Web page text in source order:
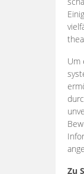
Um
Zu